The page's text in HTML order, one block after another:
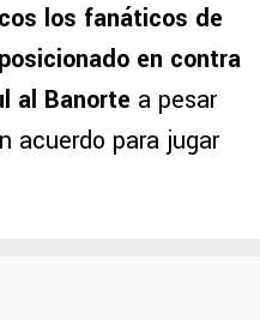
los fanáticos de
en contra
al Banorte a pesar
acuerdo para jugar